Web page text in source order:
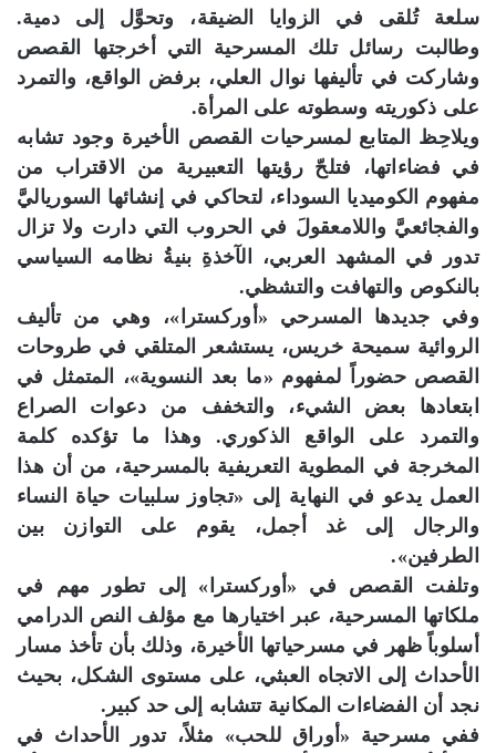
سلعة تُلقى في الزوايا الضيقة، وتحوَّل إلى دمية.
وطالبت رسائل تلك المسرحية التي أخرجتها القصص
وشاركت في تأليفها نوال العلي، برفض الواقع، والتمرد
على ذكوريته وسطوته على المرأة.
ويلاحِظ المتابع لمسرحيات القصص الأخيرة وجود تشابه
في فضاءاتها، فتلحّ رؤيتها التعبيرية من الاقتراب من
مفهوم الكوميديا السوداء، لتحاكي في إنشائها السورياليَّ
والفجائعيَّ واللامعقولَ في الحروب التي دارت ولا تزال
تدور في المشهد العربي، الآخذةِ بنيةُ نظامه السياسي
بالنكوص والتهافت والتشظي.
وفي جديدها المسرحي «أوركسترا»، وهي من تأليف
الروائية سميحة خريس، يستشعر المتلقي في طروحات
القصص حضوراً لمفهوم «ما بعد النسوية»، المتمثل في
ابتعادها بعض الشيء، والتخفف من دعوات الصراع
والتمرد على الواقع الذكوري. وهذا ما تؤكده كلمة
المخرجة في المطوية التعريفية بالمسرحية، من أن هذا
العمل يدعو في النهاية إلى «تجاوز سلبيات حياة النساء
والرجال إلى غد أجمل، يقوم على التوازن بين
الطرفين».
وتلفت القصص في «أوركسترا» إلى تطور مهم في
ملكاتها المسرحية، عبر اختيارها مع مؤلف النص الدرامي
أسلوباً ظهر في مسرحياتها الأخيرة، وذلك بأن تأخذ مسار
الأحداث إلى الاتجاه العبثي، على مستوى الشكل، بحيث
نجد أن الفضاءات المكانية تتشابه إلى حد كبير.
ففي مسرحية «أوراق للحب» مثلاً، تدور الأحداث في